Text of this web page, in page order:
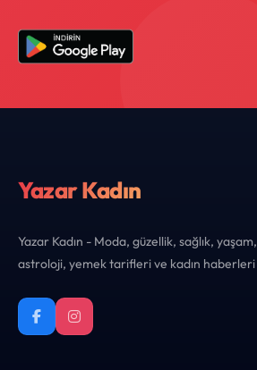
Yazar Kadın
Yazar Kadın - Moda, güzellik, sağlık, yaşam,
astroloji, yemek tarifleri ve kadın haberleri